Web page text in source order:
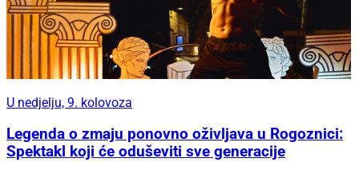
U nedjelju, 9. kolovoza
Legenda o zmaju ponovno oživljava u Rogoznici:
Spektakl koji će oduševiti sve generacije